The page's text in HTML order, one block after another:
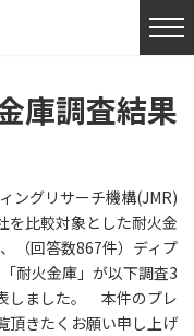
調査結果の発表
庫調査結果
ングリサーチ機構(JMR)
を比較対象とした耐火金
（回答数867件）ディプ
耐火金庫」が以下調査3
しました。 本件のプレ
頂きたくお願い申し上げ